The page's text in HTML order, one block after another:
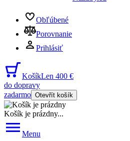
Obľúbené
Porovnanie
Prihlásiť
KošíkLen 400 €
do dopravy
zadarmo Otevřít košík
Košík je prázdny...
Menu